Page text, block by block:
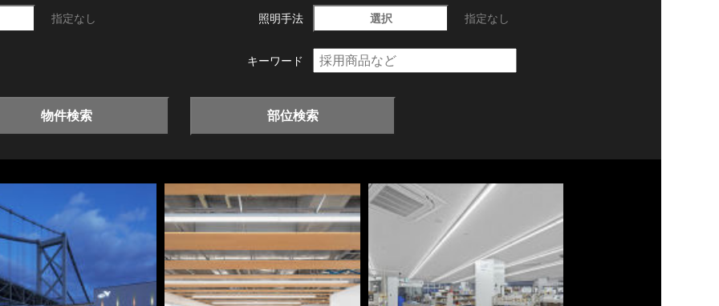
指定なし 照明手法 選択 指定なし
キーワード
物件検索 部位検索